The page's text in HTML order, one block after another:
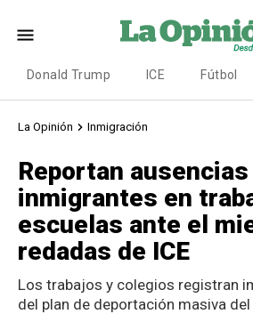
Donald Trump ICE Fútbol
La Opinión Inmigración
Reportan ausencias
inmigrantes en
escuelas ante el
redadas de ICE
Los trabajos y colegios registran
del plan de deportación masiva